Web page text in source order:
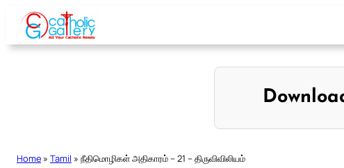
Skip
content
Home » Tamil » நீதிமொழிகள் அதிகாரம் – 21 – திருவிவிலியம்